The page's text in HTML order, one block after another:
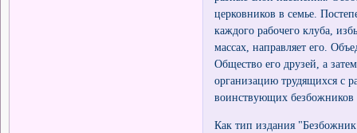
церковников в семье.
каждого рабочего клуба,
массах, направляет его.
Общество его друзей, а
организацию трудящихся с
воинствующих
Как тип издания